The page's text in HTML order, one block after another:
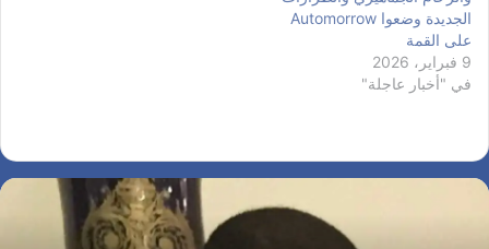
الجديدة وضعوا Automorrow
على القمة
9 فبراير، 2026
في "أخبار عاجلة"